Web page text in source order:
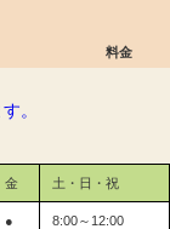
。
金 土・日・祝
● 8:00～12:00
料金